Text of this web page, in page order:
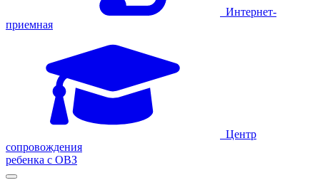
Интернет-
приемная
Центр
сопровождения
ребенка с ОВЗ